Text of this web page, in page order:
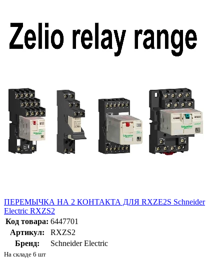
ПЕРЕМЫЧКА НА 2 КОНТАКТА ДЛЯ RXZE2S Schneider
Electric RXZS2
Код товара: 6447701
Артикул:
RXZS2
Бренд:
Schneider Electric
На складе 6 шт